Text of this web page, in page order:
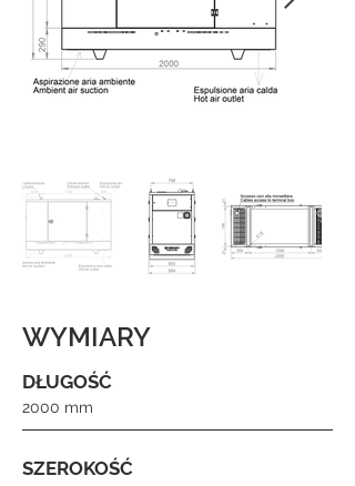
WYMIARY
DŁUGOŚĆ
2000 mm
SZEROKOŚĆ